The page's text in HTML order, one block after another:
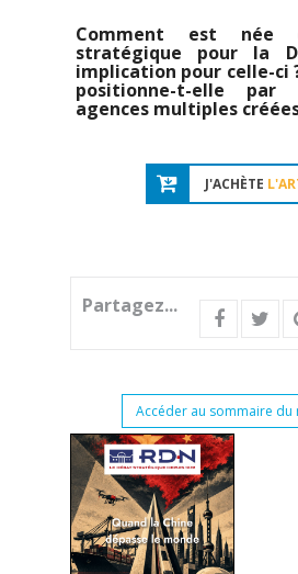
Comment est née
stratégique pour la
implication pour celle-ci
positionne-t-elle par
agences multiples
J'ACHÈTE
Partagez...
Accéder au sommaire du